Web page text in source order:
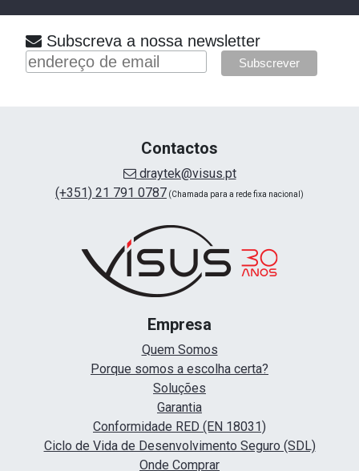
Subscreva a nossa newsletter
Contactos
draytek@visus.pt
(+351) 21 791 0787 (Chamada para a rede fixa nacional)
Empresa
Quem Somos
Porque somos a escolha certa?
Soluções
Garantia
Conformidade RED (EN 18031)
Ciclo de Vida de Desenvolvimento Seguro (SDL)
Onde Comprar